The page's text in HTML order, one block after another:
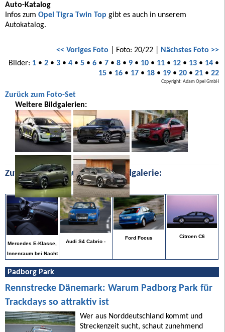
Auto-Katalog
Infos zum Opel Tigra Twin Top gibt es auch in unserem
Autokatalog.
<< Voriges Foto | Foto: 20/22 |
Nächstes Foto >>
Bilder: 1• 2• 3• 4• 5• 6• 7• 8• 9• 10• 11• 12• 13• 14•
15• 16• 17• 18• 19• 20• 21• 22
Copyright: Adam Opel GmbH
Zurück zum Foto-Set
Weitere Bildgalerien:
Zufällige Bilder aus unserer Bildgalerie:
Mercedes E-Klasse,
Innenraum bei Nacht
Audi S4 Cabrio -
Ford Focus Citroen C6
Padborg Park
Rennstrecke Dänemark: Warum Padborg Park für
Trackdays so attraktiv ist
Wer aus Norddeutschland kommt und
Streckenzeit sucht, schaut zunehmend